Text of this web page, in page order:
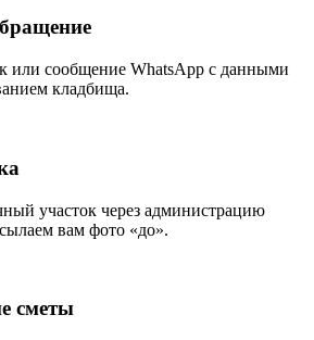
или сообщение WhatsApp с данными
кладбища.
участок через администрацию
вам фото «до».
сметы